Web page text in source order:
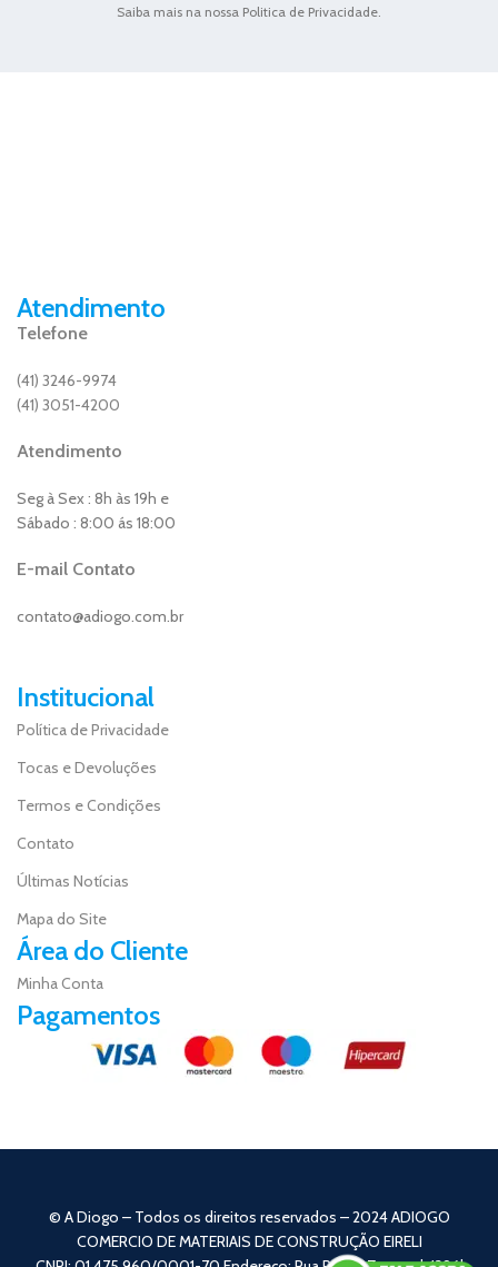
Saiba mais na nossa Politica de Privacidade.
Atendimento
Telefone
(41) 3246-9974
(41) 3051-4200
Atendimento
Seg à Sex : 8h às 19h e
Sábado : 8:00 ás 18:00
E-mail Contato
contato@adiogo.com.br
Institucional
Política de Privacidade
Tocas e Devoluções
Termos e Condições
Contato
Últimas Notícias
Mapa do Site
Área do Cliente
Minha Conta
Pagamentos
© A Diogo – Todos os direitos reservados – 2024 ADIOGO
COMERCIO DE MATERIAIS DE CONSTRUÇÃO EIRELI